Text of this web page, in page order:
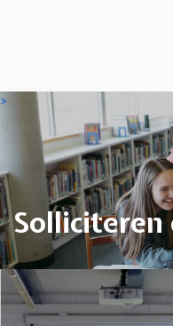
>
Solliciteren